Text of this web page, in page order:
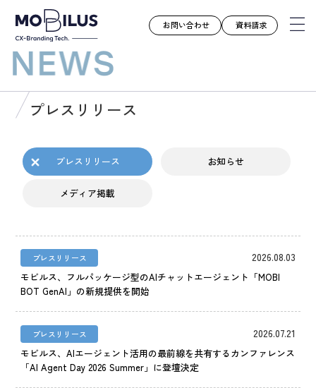
モビルスとは
導入事例
ユースケース
お知らせ
お役立ち資料
会社案内
採用情報
IR情報
CX向上情報サイト
お問い合わせ 資料請求
プレスリリース
プレスリリース お知らせ
メディア掲載
プレスリリース 2026.08.03
モビルス、フルパッケージ型のAIチャットエージェント「MOBI
BOT GenAI」の新規提供を開始
プレスリリース 2026.07.21
モビルス、AIエージェント活用の最前線を共有するカンファレンス
「AI Agent Day 2026 Summer」に登壇決定